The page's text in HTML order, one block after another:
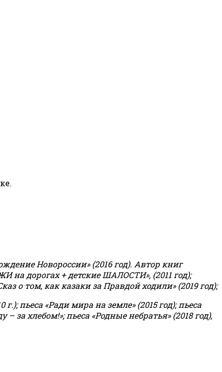
Новороссии» (2016 год). Автор книг
на дорогах + детские ШАЛОСТИ», (2011 год);
о том, как казаки за Правдой ходили» (2019 год);
пьеса «Ради мира на земле» (2015 год); пьеса
– за хлебом!»;пьеса «Родные небратья» (2018 год),